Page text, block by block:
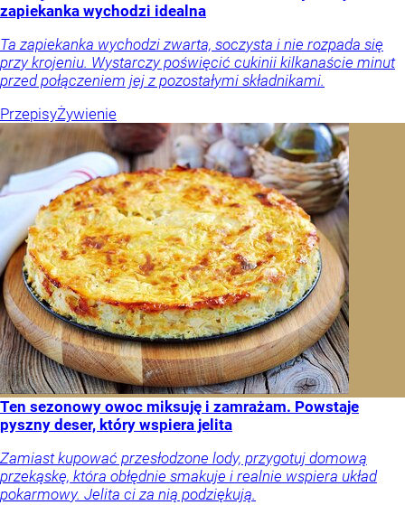
zapiekanka wychodzi idealna
Ta zapiekanka wychodzi zwarta, soczysta i nie rozpada się
przy krojeniu. Wystarczy poświęcić cukinii kilkanaście minut
przed połączeniem jej z pozostałymi składnikami.
PrzepisyŻywienie
Ten sezonowy owoc miksuję i zamrażam. Powstaje
pyszny deser, który wspiera jelita
Zamiast kupować przesłodzone lody, przygotuj domową
przekąskę, która obłędnie smakuje i realnie wspiera układ
pokarmowy. Jelita ci za nią podziękują.